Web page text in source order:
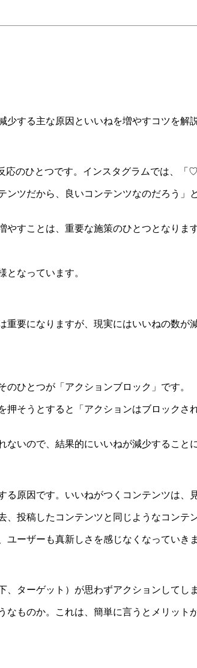
する主な原因といいねを増やすコツを解
のひとつです。インスタグラムでは、「
ツだから、良いコンテンツなのだろう
すことは、重要な施策のひとつとなります
なっています。
要になりますが、現実にはいいねの数
ひとつが「アクションブロック」です。
そうとすると「アクションはブロック
いので、結果的にいいねが減少すること
原因です。いいねがつくコンテンツは、
投稿したコンテンツと同じようなコンテ
ーザーも真新しさを感じなくなっていき
ターゲット）が思わずアクションしてし
ものか。これは、簡単に言うとメリッ